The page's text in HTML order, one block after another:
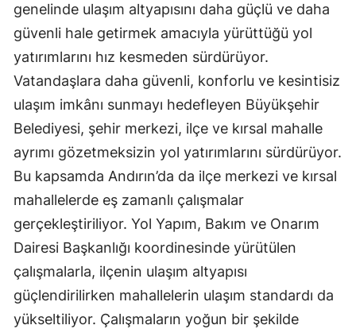
genelinde ulaşım altyapısını daha güçlü ve daha
güvenli hale getirmek amacıyla yürüttüğü yol
yatırımlarını hız kesmeden sürdürüyor.
Vatandaşlara daha güvenli, konforlu ve kesintisiz
ulaşım imkânı sunmayı hedefleyen Büyükşehir
Belediyesi, şehir merkezi, ilçe ve kırsal mahalle
ayrımı gözetmeksizin yol yatırımlarını sürdürüyor.
Bu kapsamda Andırın’da da ilçe merkezi ve kırsal
mahallelerde eş zamanlı çalışmalar
gerçekleştiriliyor. Yol Yapım, Bakım ve Onarım
Dairesi Başkanlığı koordinesinde yürütülen
çalışmalarla, ilçenin ulaşım altyapısı
güçlendirilirken mahallelerin ulaşım standardı da
yükseltiliyor. Çalışmaların yoğun bir şekilde